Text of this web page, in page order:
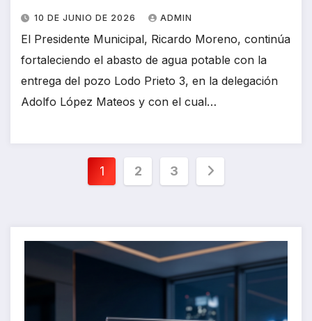
10 DE JUNIO DE 2026 ADMIN
El Presidente Municipal, Ricardo Moreno, continúa
fortaleciendo el abasto de agua potable con la
entrega del pozo Lodo Prieto 3, en la delegación
Adolfo López Mateos y con el cual…
Paginación
entradas
1 2 3